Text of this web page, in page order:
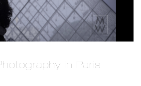
in Paris